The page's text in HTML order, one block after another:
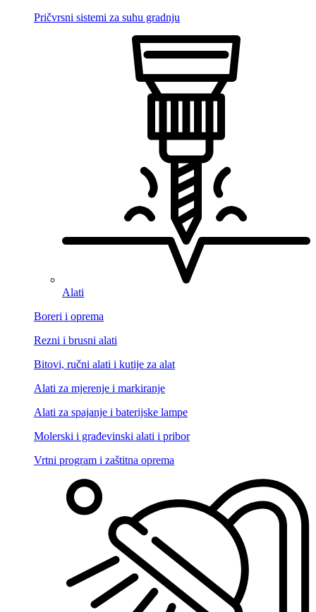
Pričvrsni sistemi za suhu gradnju
Alati
Boreri i oprema
Rezni i brusni alati
Bitovi, ručni alati i kutije za alat
Alati za mjerenje i markiranje
Alati za spajanje i baterijske lampe
Molerski i građevinski alati i pribor
Vrtni program i zaštitna oprema